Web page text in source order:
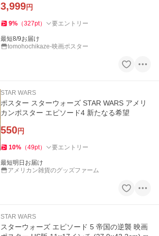
3,999円
9% （327pt） 要エントリー
最短8/9お届け
tomohochikaze-映画ポスター
STAR WARS
ポスター スターウォーズ STAR WARS アメリ
カンポスター エピソード4 新たなる希望
550円
10% （49pt） 要エントリー
最短明日お届け
アメリカン雑貨のグッズファーム
STAR WARS
スターウォーズ エピソード 5 帝国の逆襲 映画